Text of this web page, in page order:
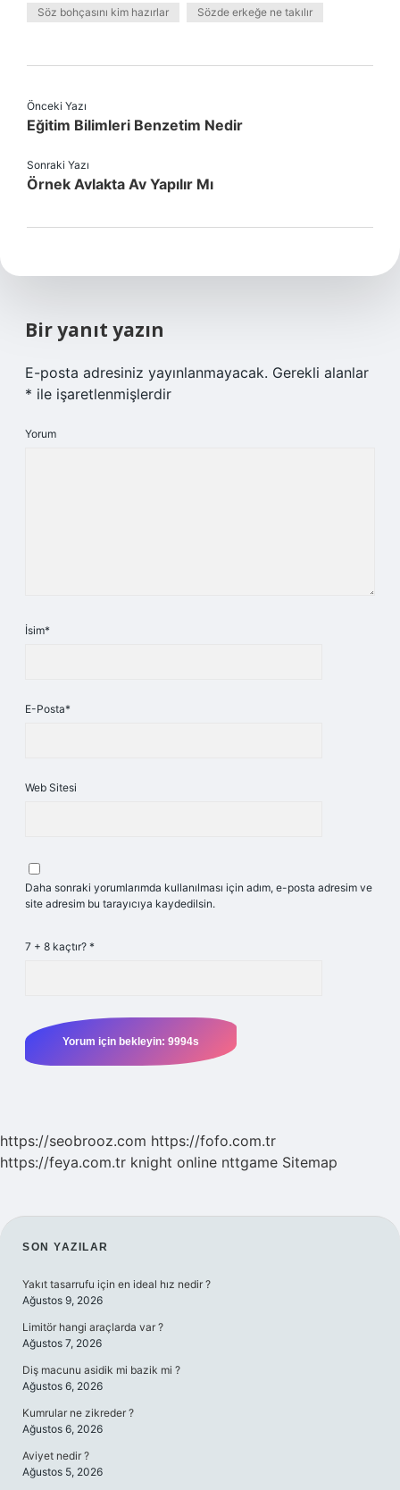
Söz bohçasını kim hazırlar Sözde erkeğe ne takılır
Önceki Yazı
Eğitim Bilimleri Benzetim Nedir
Sonraki Yazı
Örnek Avlakta Av Yapılır Mı
Bir yanıt yazın
E-posta adresiniz yayınlanmayacak. Gerekli alanlar
* ile işaretlenmişlerdir
Yorum
İsim*
E-Posta*
Web Sitesi
Daha sonraki yorumlarımda kullanılması için adım, e-posta adresim ve
site adresim bu tarayıcıya kaydedilsin.
7 + 8 kaçtır? *
https://seobrooz.com https://fofo.com.tr
https://feya.com.tr knight online nttgame Sitemap
SIDEBAR
SON YAZILAR
Yakıt tasarrufu için en ideal hız nedir ?
Ağustos 9, 2026
Limitör hangi araçlarda var ?
Ağustos 7, 2026
Diş macunu asidik mi bazik mi ?
Ağustos 6, 2026
Kumrular ne zikreder ?
Ağustos 6, 2026
Aviyet nedir ?
Ağustos 5, 2026